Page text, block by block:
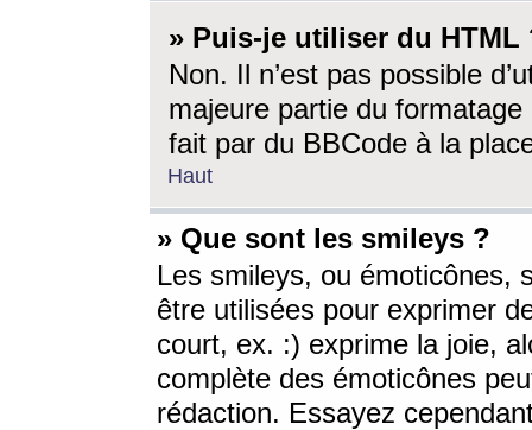
» Puis-je utiliser du HTML
Non. Il n’est pas possible
majeure partie du
fait par du BBCode à la
Haut
» Que sont les smileys ?
Les smileys, ou émoticônes,
être utilisées pour exprimer
court, ex. :) exprime la joie,
complète des émoticônes
rédaction. Essayez